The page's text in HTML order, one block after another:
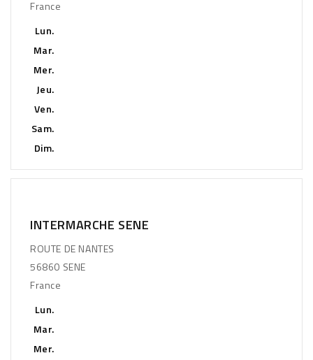
France
Lun.
Mar.
Mer.
Jeu.
Ven.
Sam.
Dim.
INTERMARCHE SENE
ROUTE DE NANTES
56860 SENE
France
Lun.
Mar.
Mer.